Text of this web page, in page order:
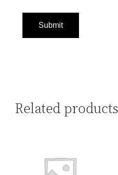
Related products